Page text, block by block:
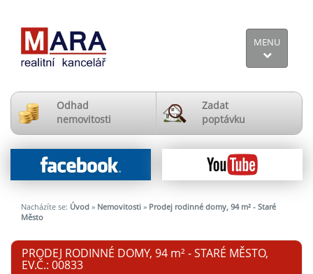
MENU
Odhad
nemovitosti
Zadat
poptávku
Nacházíte se: Úvod » Nemovitosti » Prodej rodinné domy, 94 m² - Staré
Město
PRODEJ RODINNÉ DOMY, 94 m²- STARÉ MĚSTO,
EV.Č.: 00833